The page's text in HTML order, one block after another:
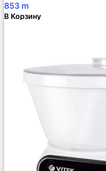
853 m
В Корзину